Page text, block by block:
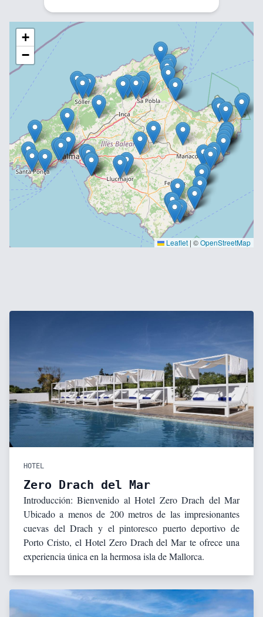
+
−
Leaflet | ©OpenStreetMap
HOTEL
Zero Drach del Mar
Introducción: Bienvenido al Hotel Zero Drach del Mar
Ubicado a menos de 200 metros de las impresionantes
cuevas del Drach y el pintoresco puerto deportivo de
Porto Cristo, el Hotel Zero Drach del Mar te ofrece una
experiencia única en la hermosa isla de Mallorca.